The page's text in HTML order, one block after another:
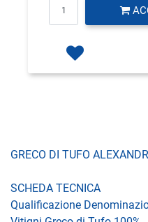
GRECO DI TUFO
SCHEDA TECNICA
Qualificazione